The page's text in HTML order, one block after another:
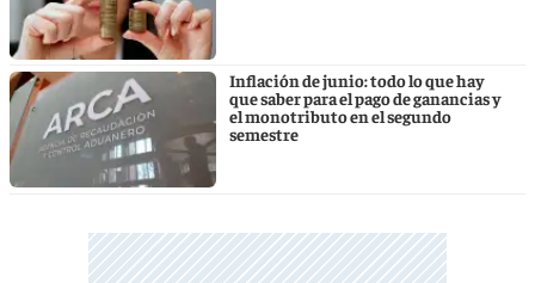
Inflación de junio: todo lo que hay
que saber para el pago de ganancias y
el monotributo en el segundo
semestre